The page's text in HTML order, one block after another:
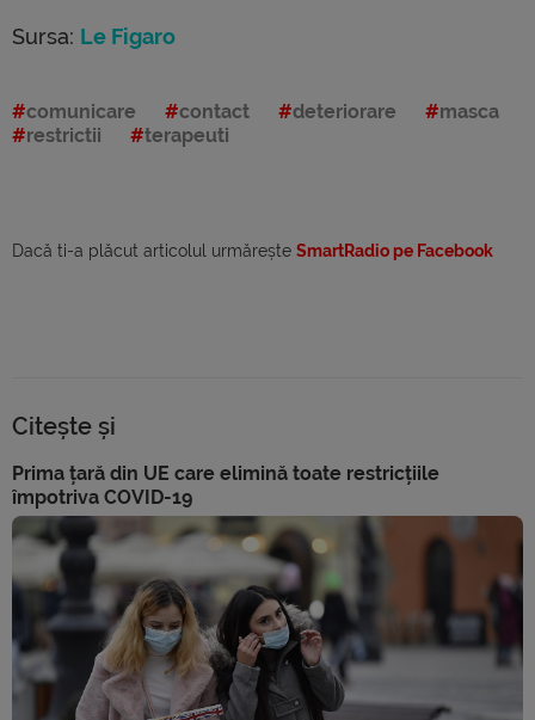
Sursa: Le Figaro
comunicare contact deteriorare
masca
restrictii
terapeuti
Dacă ti-a plăcut articolul urmărește SmartRadio pe Facebook
Citește și
Prima țară din UE care elimină toate restricțiile
împotriva COVID-19